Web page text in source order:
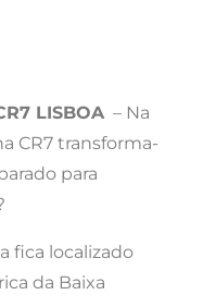
LISBOA– Na
CR7 transforma-
para
fica localizado
da Baixa